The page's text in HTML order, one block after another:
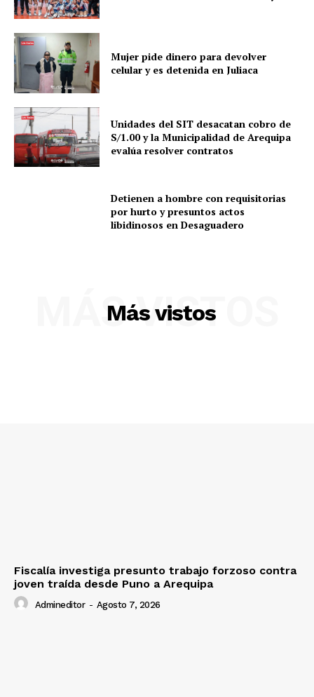
Mujer pide dinero para devolver
celular y es detenida en Juliaca
Unidades del SIT desacatan cobro de
S/1.00 y la Municipalidad de Arequipa
evalúa resolver contratos
Detienen a hombre con requisitorias
por hurto y presuntos actos
libidinosos en Desaguadero
Más vistos
MÁS VISTOS
Fiscalía investiga presunto trabajo forzoso contra
joven traída desde Puno a Arequipa
Admineditor - Agosto 7, 2026